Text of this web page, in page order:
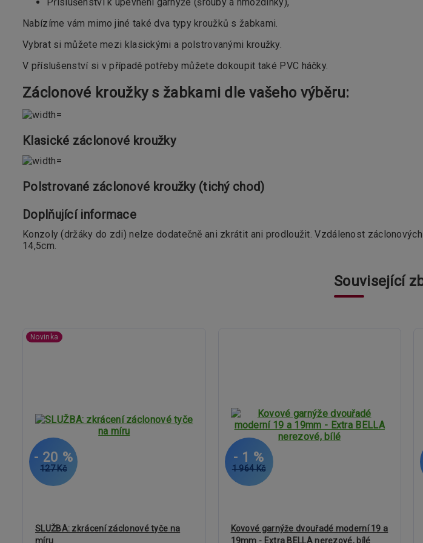
Nabízíme vám mimo jiné také dva typy kroužků s žabkami.
Vybrat si můžete mezi klasickými a polstrovanými kroužky.
V příslušenství si v případě potřeby můžete dokoupit také PVC háčky.
Záclonové kroužky s žabkami dle vašeho výběru:
Klasické záclonové kroužky
Polstrované záclonové kroužky (tichý chod)
Doplňující informace
Konzoly (držáky do zdi) nelze dodatečně ani zkrátit ani prodloužit. Vzdálenost
14,5cm.
Související
Novinka
127 Kč
- 20 %
SLUŽBA: zkrácení záclonové tyče na
míru
1 964 Kč
- 1 %
Kovové garnýže dvouřadé moderní 19 a
19mm - Extra BELLA nerezové, bílé